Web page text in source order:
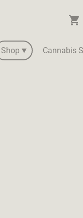
Shop Cannabis